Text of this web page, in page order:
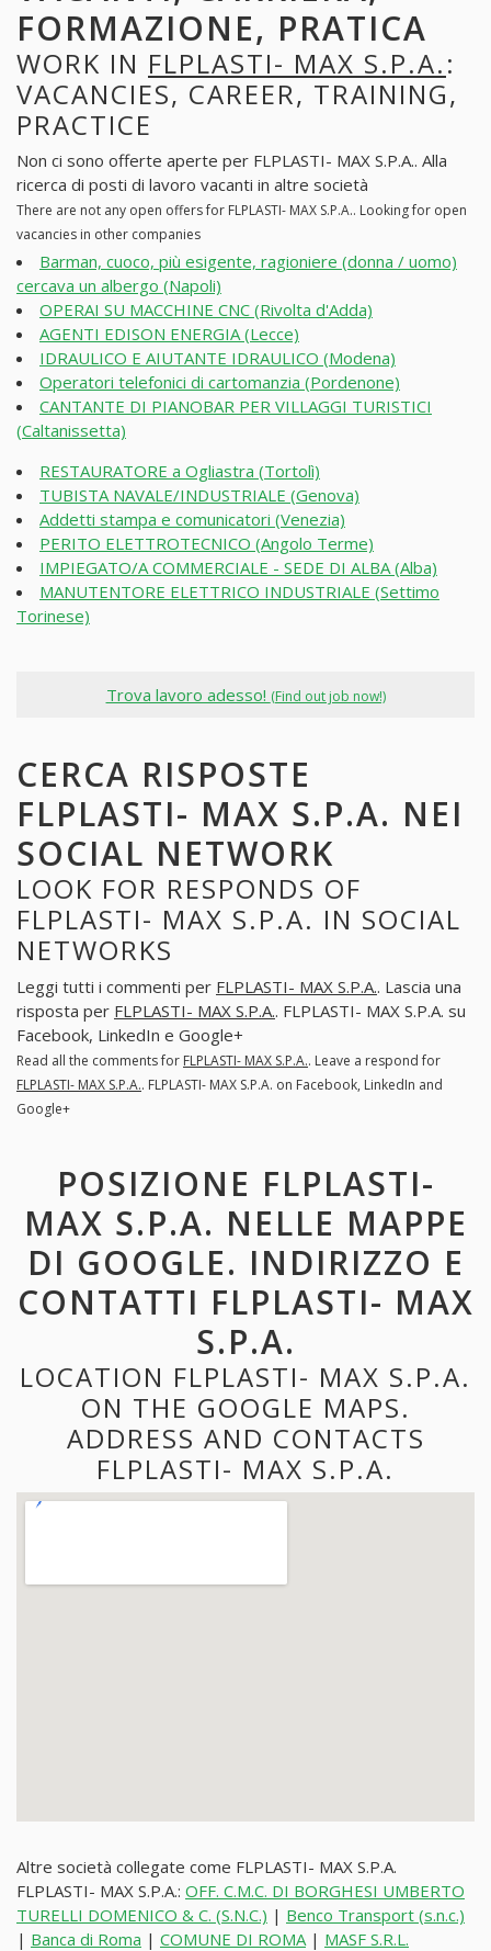
FORMAZIONE, PRATICA
WORK IN FLPLASTI- MAX S.P.A.:
VACANCIES, CAREER, TRAINING,
PRACTICE
Non ci sono offerte aperte per FLPLASTI- MAX S.P.A.. Alla
ricerca di posti di lavoro vacanti in altre società
There are not any open offers for FLPLASTI- MAX S.P.A.. Looking for open
vacancies in other companies
Barman, cuoco, più esigente, ragioniere (donna / uomo)
cercava un albergo (Napoli)
OPERAI SU MACCHINE CNC (Rivolta d'Adda)
AGENTI EDISON ENERGIA (Lecce)
IDRAULICO E AIUTANTE IDRAULICO (Modena)
Operatori telefonici di cartomanzia (Pordenone)
CANTANTE DI PIANOBAR PER VILLAGGI TURISTICI
(Caltanissetta)
RESTAURATORE a Ogliastra (Tortolì)
TUBISTA NAVALE/INDUSTRIALE (Genova)
Addetti stampa e comunicatori (Venezia)
PERITO ELETTROTECNICO (Angolo Terme)
IMPIEGATO/A COMMERCIALE - SEDE DI ALBA (Alba)
MANUTENTORE ELETTRICO INDUSTRIALE (Settimo
Torinese)
Trova lavoro adesso! (Find out job now!)
CERCA RISPOSTE
FLPLASTI- MAX S.P.A. NEI
SOCIAL NETWORK
LOOK FOR RESPONDS OF
FLPLASTI- MAX S.P.A. IN SOCIAL
NETWORKS
Leggi tutti i commenti per FLPLASTI- MAX S.P.A.. Lascia una
risposta per FLPLASTI- MAX S.P.A.. FLPLASTI- MAX S.P.A. su
Facebook, LinkedIn e Google+
Read all the comments for FLPLASTI- MAX S.P.A.. Leave a respond for
FLPLASTI- MAX S.P.A.. FLPLASTI- MAX S.P.A. on Facebook, LinkedIn and
Google+
POSIZIONE FLPLASTI-
MAX S.P.A. NELLE MAPPE
DI GOOGLE. INDIRIZZO E
CONTATTI FLPLASTI- MAX
S.P.A.
LOCATION FLPLASTI- MAX S.P.A.
ON THE GOOGLE MAPS.
ADDRESS AND CONTACTS
FLPLASTI- MAX S.P.A.
Altre società collegate come FLPLASTI- MAX S.P.A.
FLPLASTI- MAX S.P.A.: OFF. C.M.C. DI BORGHESI UMBERTO
TURELLI DOMENICO & C. (S.N.C.) | Benco Transport (s.n.c.)
| Banca di Roma | COMUNE DI ROMA | MASF S.R.L.